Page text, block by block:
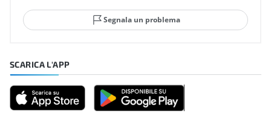
Segnala un problema
SCARICA L'APP